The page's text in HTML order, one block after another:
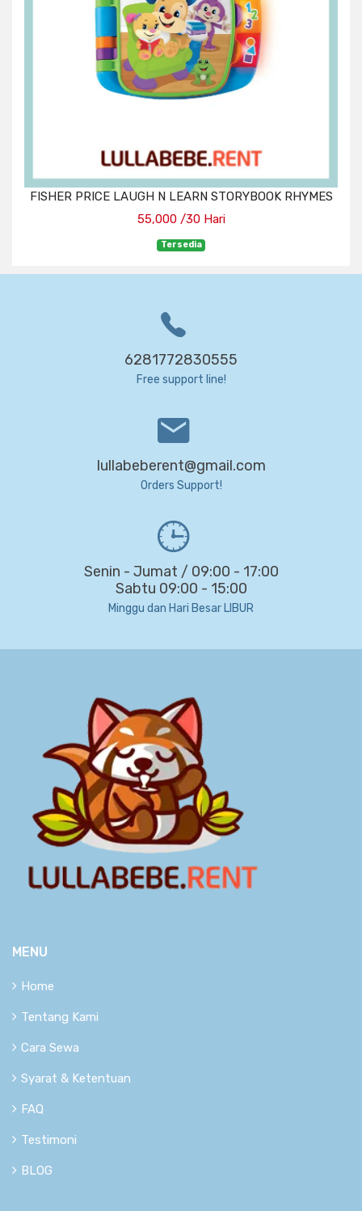
FISHER PRICE LAUGH N LEARN STORYBOOK RHYMES
55,000 /30 Hari
Tersedia
6281772830555
Free support line!
lullabeberent@gmail.com
Orders Support!
Senin - Jumat / 09:00 - 17:00
Sabtu 09:00 - 15:00
Minggu dan Hari Besar LIBUR
MENU
Home
Tentang Kami
Cara Sewa
Syarat & Ketentuan
FAQ
Testimoni
BLOG